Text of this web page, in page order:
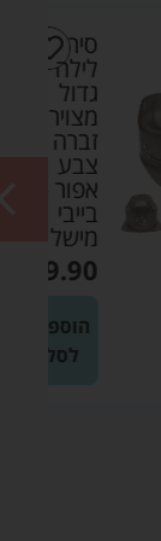
גדול
מצויר
צבע
אפור –
מישל
₪29.90
הוספה